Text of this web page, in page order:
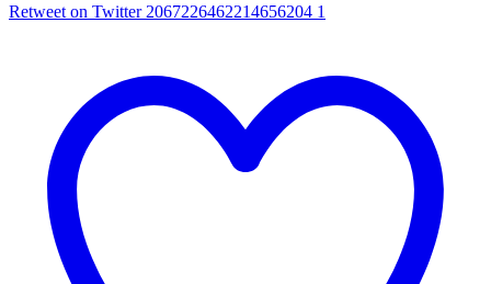
Retweet on Twitter 2067226462214656204 1